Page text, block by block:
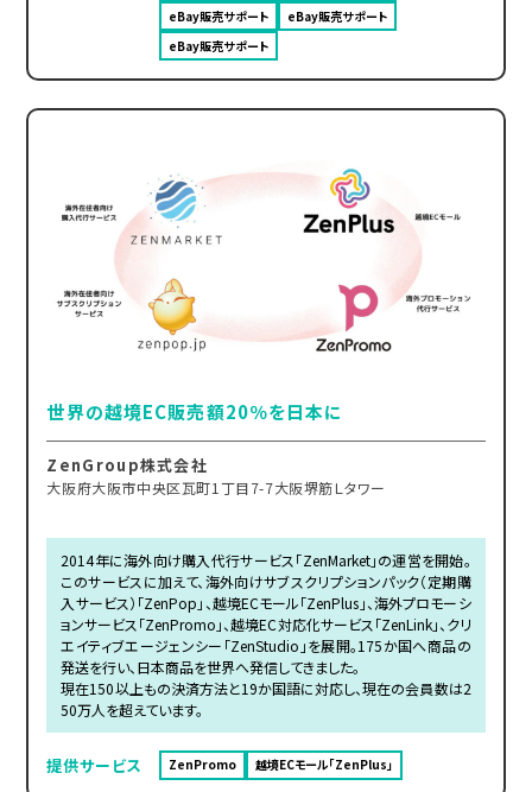
eBay販売サポート
eBay販売サポート
eBay販売サポート
世界の越境EC販売額20％を日本に
ZenGroup株式会社
大阪府大阪市中央区瓦町1丁目7-7大阪堺筋Ｌタワー
2014年に海外向け購入代行サービス「ZenMarket」の運営を開始。
このサービスに加えて、海外向けサブスクリプションパック（定期購
入サービス）「ZenPop」、越境ECモール「ZenPlus」、海外プロモーシ
ョンサービス「ZenPromo」、越境EC対応化サービス「ZenLink」、クリ
エイティブエージェンシー「ZenStudio」を展開。175か国へ商品の
発送を行い、日本商品を世界へ発信してきました。
現在150以上もの決済方法と19か国語に対応し、現在の会員数は2
50万人を超えています。
提供サービス ZenPromo 越境ECモール「ZenPlus」